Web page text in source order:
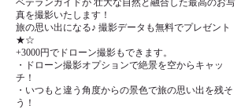
ベテランガイドが 壮大な自然と融合した最高のお写
真を撮影いたします！
旅の思い出になる♪ 撮影データも無料でプレゼント
★☆
+3000円でドローン撮影もできます。
・ドローン撮影オプションで絶景を空からキャッ
チ！
・いつもと違う角度からの景色で旅の思い出を残そ
う！